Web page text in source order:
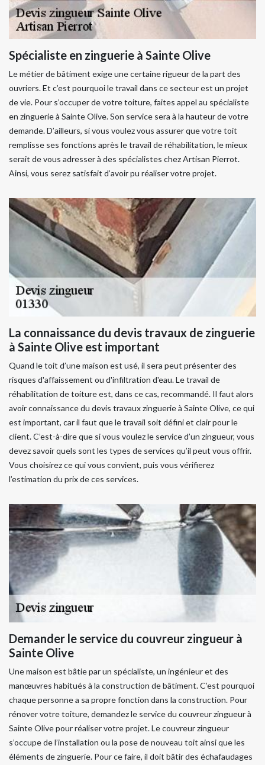
Spécialiste en zinguerie à Sainte Olive
Le métier de bâtiment exige une certaine rigueur de la part des
ouvriers. Et c’est pourquoi le travail dans ce secteur est un projet
de vie. Pour s’occuper de votre toiture, faites appel au spécialiste
en zinguerie à Sainte Olive. Son service sera à la hauteur de votre
demande. D’ailleurs, si vous voulez vous assurer que votre toit
remplisse ses fonctions après le travail de réhabilitation, le mieux
serait de vous adresser à des spécialistes chez Artisan Pierrot.
Ainsi, vous serez satisfait d’avoir pu réaliser votre projet.
La connaissance du devis travaux de zinguerie
à Sainte Olive est important
Quand le toit d’une maison est usé, il sera peut présenter des
risques d'affaissement ou d'infiltration d'eau. Le travail de
réhabilitation de toiture est, dans ce cas, recommandé. Il faut alors
avoir connaissance du devis travaux zinguerie à Sainte Olive, ce qui
est important, car il faut que le travail soit défini et clair pour le
client. C’est-à-dire que si vous voulez le service d’un zingueur, vous
devez savoir quels sont les types de services qu’il peut vous offrir.
Vous choisirez ce qui vous convient, puis vous vérifierez
l’estimation du prix de ces services.
Demander le service du couvreur zingueur à
Sainte Olive
Une maison est bâtie par un spécialiste, un ingénieur et des
manœuvres habitués à la construction de bâtiment. C’est pourquoi
chaque personne a sa propre fonction dans la construction. Pour
rénover votre toiture, demandez le service du couvreur zingueur à
Sainte Olive pour réaliser votre projet. Le couvreur zingueur
s’occupe de l’installation ou la pose de nouveau toit ainsi que les
éléments de zinguerie. Pour ce faire, il doit bâtir des échafaudages